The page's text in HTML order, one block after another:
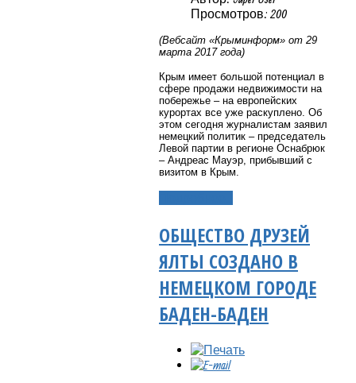
Просмотров: 200
(Вебсайт «Крыминформ» от 29
марта 2017 года)
Крым имеет большой потенциал в
сфере продажи недвижимости на
побережье – на европейских
курортах все уже раскуплено. Об
этом сегодня журналистам заявил
немецкий политик – председатель
Левой партии в регионе Оснабрюк
– Андреас Мауэр, прибывший с
визитом в Крым.
ОБЩЕСТВО ДРУЗЕЙ
ЯЛТЫ СОЗДАНО В
НЕМЕЦКОМ ГОРОДЕ
БАДЕН-БАДЕН